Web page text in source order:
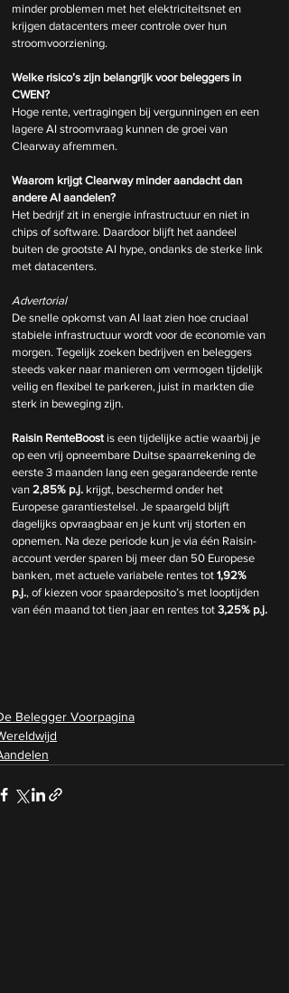
minder problemen met het elektriciteitsnet en
krijgen datacenters meer controle over hun
stroomvoorziening.
Welke risico’s zijn belangrijk voor beleggers in
CWEN?
Hoge rente, vertragingen bij vergunningen en een
lagere AI stroomvraag kunnen de groei van
Clearway afremmen.
Waarom krijgt Clearway minder aandacht dan
andere AI aandelen?
Het bedrijf zit in energie infrastructuur en niet in
chips of software. Daardoor blijft het aandeel
buiten de grootste AI hype, ondanks de sterke link
met datacenters.
Advertorial
De snelle opkomst van AI laat zien hoe cruciaal
stabiele infrastructuur wordt voor de economie van
morgen. Tegelijk zoeken bedrijven en beleggers
steeds vaker naar manieren om vermogen tijdelijk
veilig en flexibel te parkeren, juist in markten die
sterk in beweging zijn.
Raisin RenteBoost is een tijdelijke actie waarbij je
op een vrij opneembare Duitse spaarrekening de
eerste 3 maanden lang een gegarandeerde rente
van 2,85% p.j. krijgt, beschermd onder het
Europese garantiestelsel. Je spaargeld blijft
dagelijks opvraagbaar en je kunt vrij storten en
opnemen. Na deze periode kun je via één Raisin-
account verder sparen bij meer dan 50 Europese
banken, met actuele variabele rentes tot 1,92%
p.j., of kiezen voor spaardeposito’s met looptijden
van één maand tot tien jaar en rentes tot 3,25% p.j.
Belegger Voorpagina